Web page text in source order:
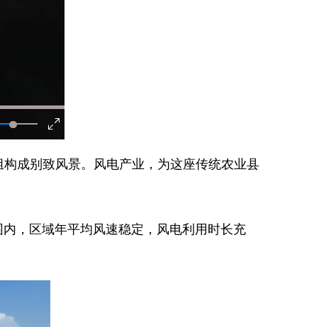
成别致风景。风电产业，为这座传统农业县
，区域年平均风速稳定，风电利用时长充